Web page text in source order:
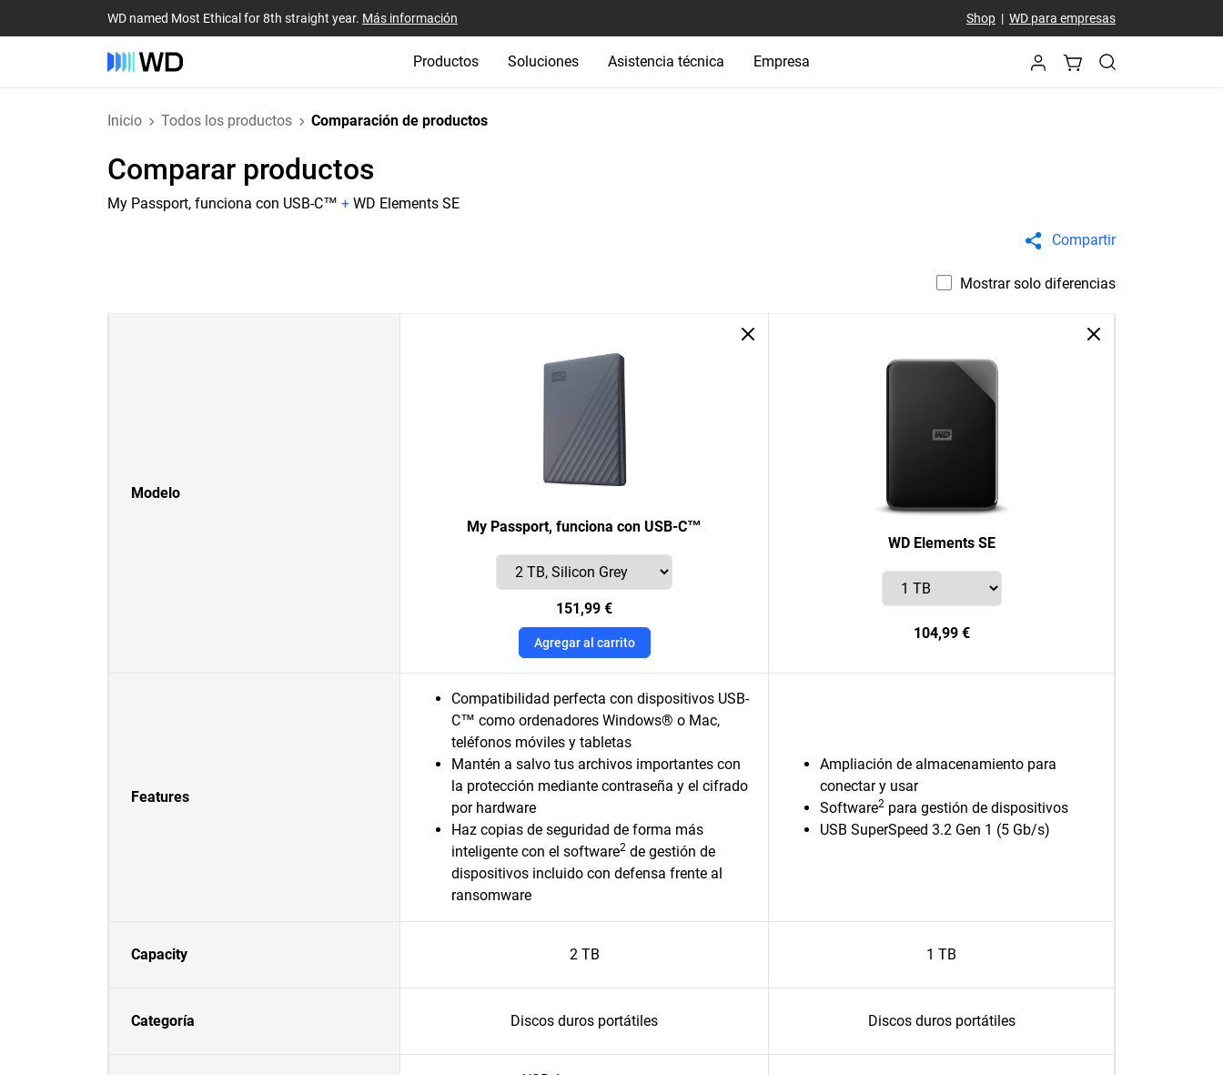
WD named Most Ethical for 8th straight year. Más información Shop| WD para empresas
Productos Soluciones Asistencia técnica Empresa
Inicio Todos los productos Comparación de productos
Comparar productos
My Passport, funciona con USB-C™ + WD Elements SE
Compartir
Mostrar solo diferencias
Modelo
My Passport, funciona con USB-C™
151,99 €
Agregar al carrito
WD Elements SE
104,99 €
Features
Compatibilidad perfecta con dispositivos USB-
C™ como ordenadores Windows® o Mac,
teléfonos móviles y tabletas
Mantén a salvo tus archivos importantes con
la protección mediante contraseña y el cifrado
por hardware
Haz copias de seguridad de forma más
inteligente con el software2 de gestión de
dispositivos incluido con defensa frente al
ransomware
Ampliación de almacenamiento para
conectar y usar
Software2 para gestión de dispositivos
USB SuperSpeed 3.2 Gen 1 (5 Gb/s)
Capacity 2 TB 1 TB
Categoría Discos duros portátiles Discos duros portátiles